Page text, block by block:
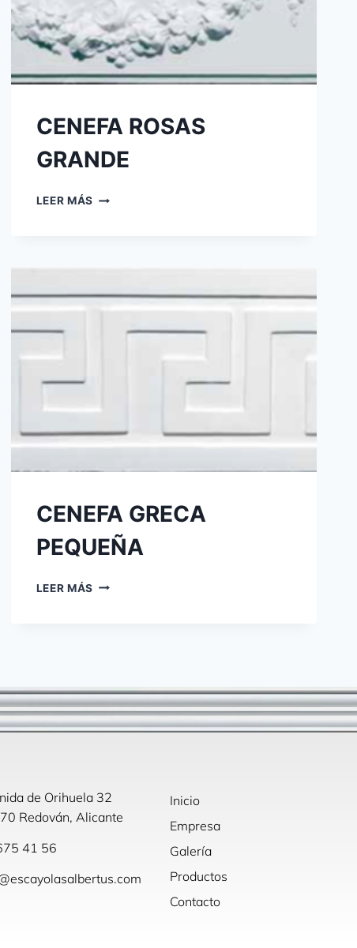
CENEFA ROSAS
GRANDE
LEER MÁS
CENEFA GRECA
PEQUEÑA
LEER MÁS
de Orihuela 32
Redován, Alicante
41 56
Inicio
Empresa
Galería
Productos
Contacto